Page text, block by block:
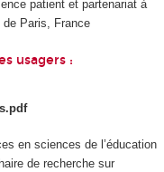
patient et partenariat à
de Paris, France
usagers :
en sciences de l’éducation
de recherche sur